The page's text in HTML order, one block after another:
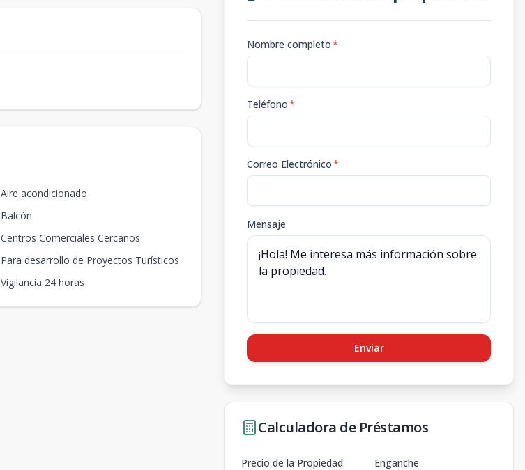
Aire acondicionado
Balcón
Centros Comerciales Cercanos
Para desarrollo de Proyectos Turísticos
Vigilancia 24 horas
Nombre completo*
Teléfono*
Correo Electrónico*
Mensaje
Enviar
Calculadora de Préstamos
Precio de la Propiedad Enganche